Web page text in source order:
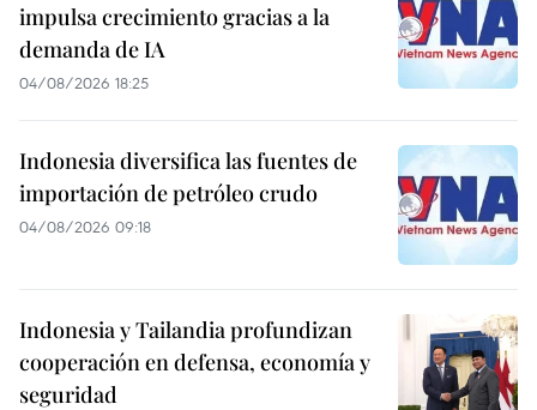
impulsa crecimiento gracias a la
demanda de IA
04/08/2026 18:25
Indonesia diversifica las fuentes de
importación de petróleo crudo
04/08/2026 09:18
Indonesia y Tailandia profundizan
cooperación en defensa, economía y
seguridad